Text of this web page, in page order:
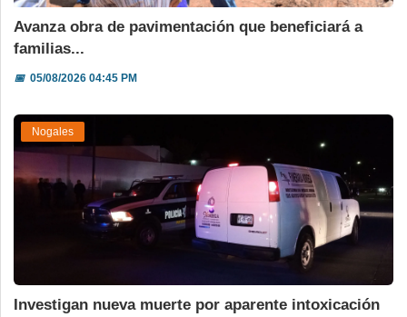
Avanza obra de pavimentación que beneficiará a
familias...
📅05/08/2026 04:45 PM
Nogales
Investigan nueva muerte por aparente intoxicación